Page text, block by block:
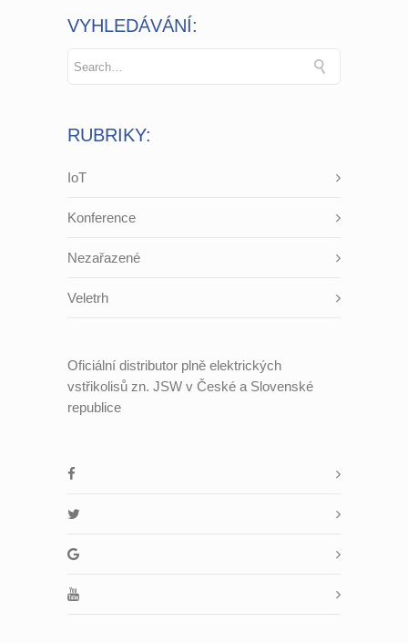
VYHLEDÁVÁNÍ:
RUBRIKY:
IoT
Konference
Nezařazené
Veletrh
Oficiální distributor plně elektrických
vstřikolisů zn. JSW v České a Slovenské
republice